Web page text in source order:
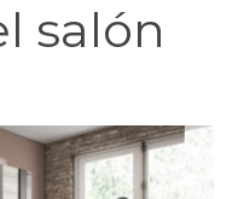
salón